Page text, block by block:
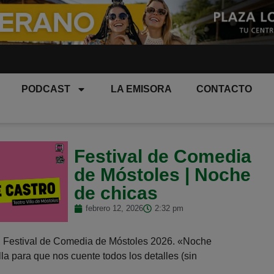
PODCAST LA EMISORA CONTACTO
Festival de Comedia
de Móstoles | Noche
de chicas
febrero 12, 2026 2:32 pm
de Comedia de Móstoles 2026. «Noche
para que nos cuente todos los detalles (sin